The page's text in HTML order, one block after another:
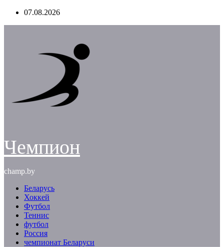
Перейти07.08.2026
Чемпион
champ.by
Беларусь
Хоккей
Футбол
Теннис
футбол
Россия
чемпионат Беларуси